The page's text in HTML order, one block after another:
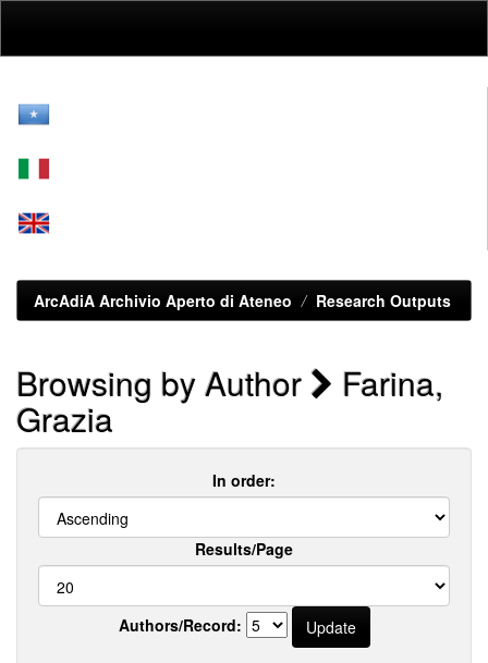
ArcAdiA Archivio Aperto di Ateneo Research Outputs
Browsing by Author Farina,
Grazia
In order:
Results/Page
Authors/Record: